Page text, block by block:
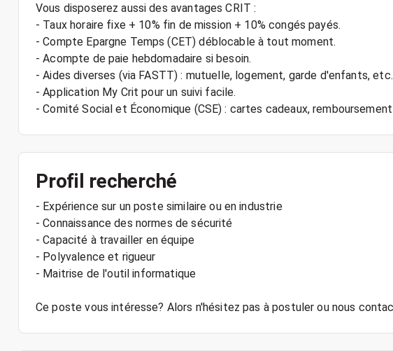
Vous disposerez aussi des avantages CRIT :
- Taux horaire fixe + 10% fin de mission + 10% congés payés.
- Compte Epargne Temps (CET) déblocable à tout moment.
- Acompte de paie hebdomadaire si besoin.
- Aides diverses (via FASTT) : mutuelle, logement, garde d'enfants, etc.
- Application My Crit pour un suivi facile.
Profil recherché
- Expérience sur un poste similaire ou en industrie
- Connaissance des normes de sécurité
- Capacité à travailler en équipe
- Polyvalence et rigueur
- Maitrise de l'outil informatique